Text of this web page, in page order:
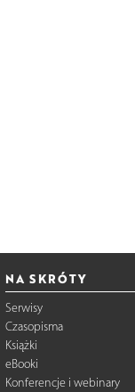
NA SKRÓTY
Serwisy
Czasopisma
Książki
eBooki
Konferencje i webinary